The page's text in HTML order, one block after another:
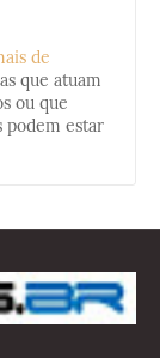
de
que atuam
ou que
podem estar